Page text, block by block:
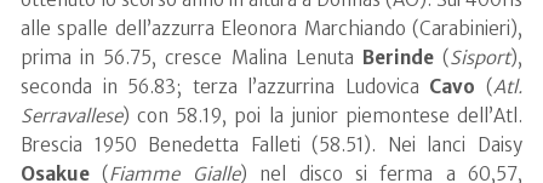
alle spalle dell’azzurra Eleonora Marchiando (Carabinieri),
prima in 56.75, cresce Malina Lenuta Berinde(Sisport),
seconda in 56.83; terza l’azzurrina Ludovica Cavo (Atl.
Serravallese) con 58.19, poi la junior piemontese dell’Atl.
Brescia 1950 Benedetta Falleti (58.51). Nei lanci Daisy
Osakue (Fiamme Gialle) nel disco si ferma a 60,57,